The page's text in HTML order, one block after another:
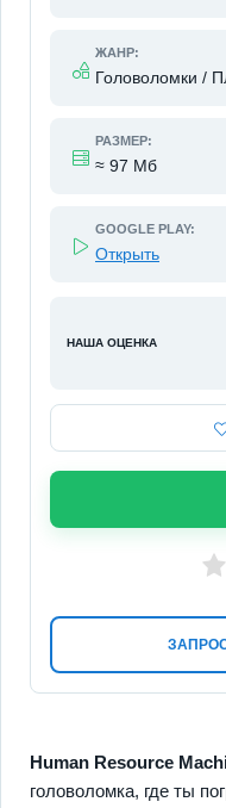
ЖАНР:
Головоломки /
РАЗМЕР:
≈ 97 Мб
GOOGLE PLAY:
Открыть
НАША ОЦЕНКА
3
Human Resource
головоломка, где ты